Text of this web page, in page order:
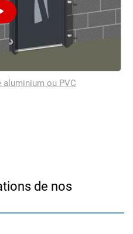
aluminium ou PVC
de nos